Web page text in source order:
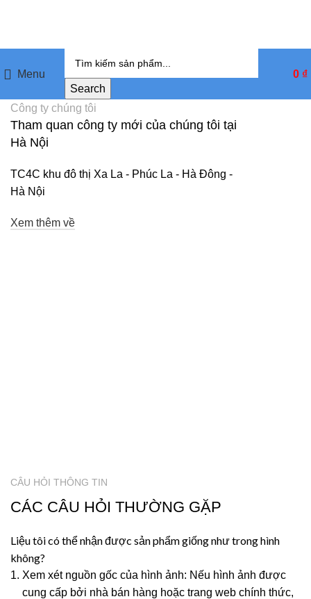
Menu
Search
0 ₫
Công ty chúng tôi
Tham quan công ty mới của chúng tôi tại
Hà Nội
TC4C khu đô thị Xa La - Phúc La - Hà Đông -
Hà Nội
Xem thêm về
CÂU HỎI THÔNG TIN
CÁC CÂU HỎI THƯỜNG GẶP
Liệu tôi có thể nhận được sản phẩm giống như trong hình
không?
Xem xét nguồn gốc của hình ảnh: Nếu hình ảnh được
cung cấp bởi nhà bán hàng hoặc trang web chính thức,